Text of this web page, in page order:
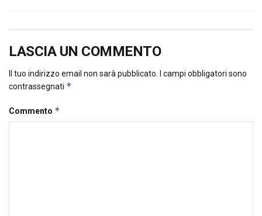
LASCIA UN COMMENTO
Il tuo indirizzo email non sarà pubblicato.
I campi obbligatori sono
contrassegnati *
Commento *